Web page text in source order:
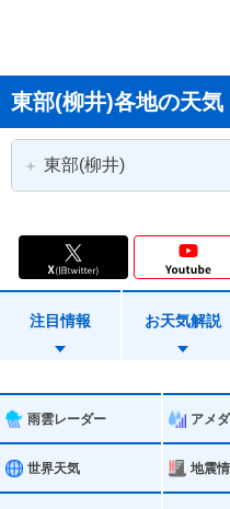
東部(柳井)各地の天気
東部(柳井)
柳井市
和木町
注目情報 お天気解説
雨雲レーダー アメ
世界天気 地震